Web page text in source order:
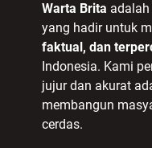
Warta Brita
yang hadir untuk
faktual, dan
Indonesia. Kami
jujur dan akurat
membangun
cerdas.